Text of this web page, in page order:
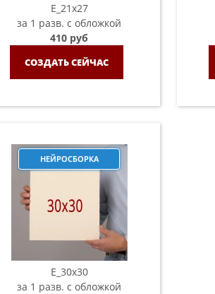
E_21х27
за 1 разв. с обложкой
410 руб
СОЗДАТЬ СЕЙЧАС
НЕЙРОСБОРКА
E_30х30
за 1 разв. с обложкой